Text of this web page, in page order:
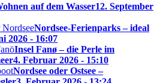
auf dem Wasser12. September
Nordsee-Ferienparks – ideal
2026 - 16:07
Insel Fanø – die Perle im
4. Februar 2026 - 15:10
Nordsee oder Ostsee –